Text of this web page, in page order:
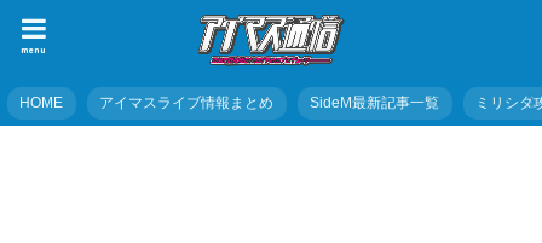
menu
HOME アイマスライブ情報まとめ SideM最新記事一覧 ミリシタ